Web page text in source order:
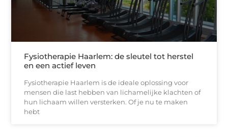
Fysiotherapie Haarlem: de sleutel tot herstel
en een actief leven
Fysiotherapie Haarlem is de ideale oplossing voor
mensen die last hebben van lichamelijke klachten of
hun lichaam willen versterken. Of je nu te maken
hebt